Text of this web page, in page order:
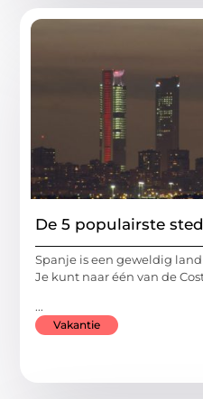
De 5 populairste
Spanje is een geweldig
Je kunt naar één van de
...
Vakantie